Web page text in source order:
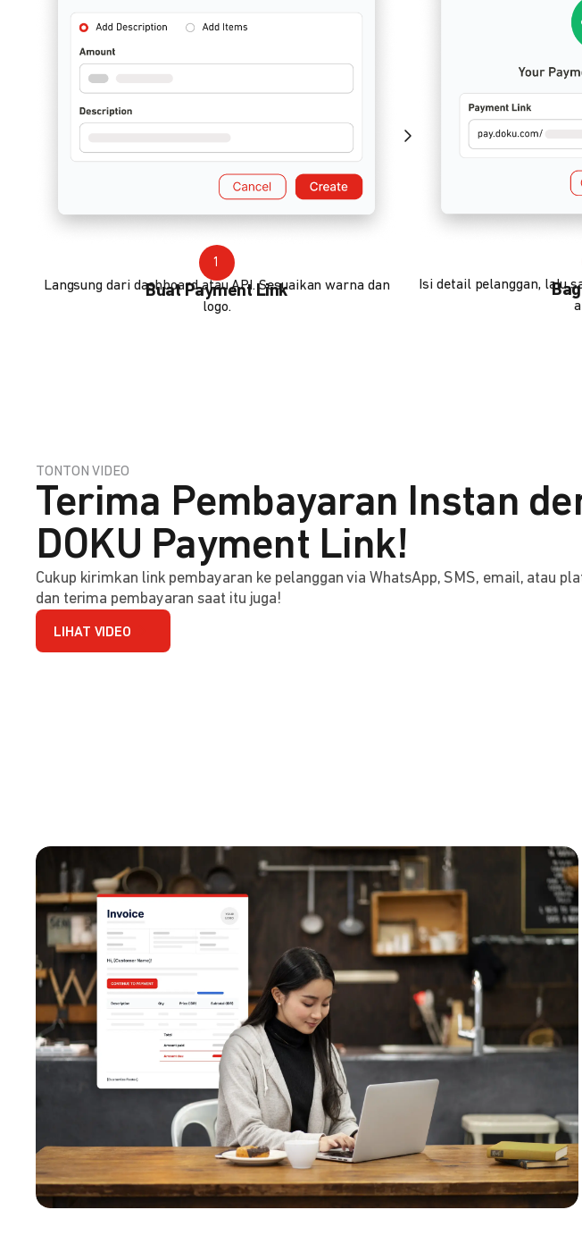
1
Buat Payment Link
Langsung dari dashboard atau API. Sesuaikan warna dan
logo.
Isi detail pelanggan, lalu
TONTON VIDEO
Terima Pembayaran Instan
DOKU Payment Link!
Cukup kirimkan link pembayaran ke pelanggan via WhatsApp, SMS, email, atau
dan terima pembayaran saat itu juga!
LIHAT VIDEO